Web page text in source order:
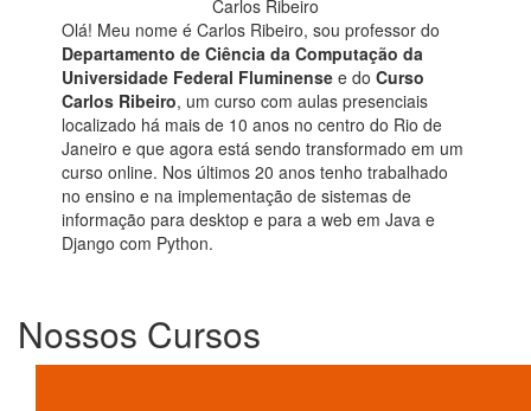
Carlos Ribeiro
Olá! Meu nome é Carlos Ribeiro, sou professor do
Departamento de Ciência da Computação da
Universidade Federal Fluminense e doCurso
Carlos Ribeiro, um curso com aulas presenciais
localizado há mais de 10 anos no centro do Rio de
Janeiro e que agora está sendo transformado em um
curso online. Nos últimos 20 anos tenho trabalhado
no ensino e na implementação de sistemas de
informação para desktop e para a web em Java e
Django com Python.
Nossos Cursos